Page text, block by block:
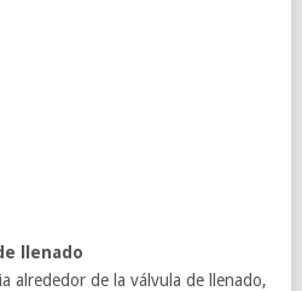
llenado
alrededor de la válvula de llenado,